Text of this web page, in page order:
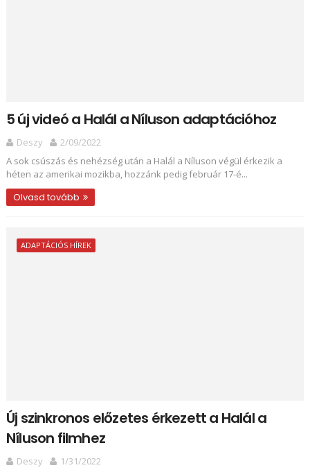
5 új videó a Halál a Níluson adaptációhoz
Deszy
2/09/2022
A sok csúszás és nehézség után a Halál a Níluson végül érkezik a
héten az amerikai mozikba, hozzánk pedig február 17-é...
Olvasd tovább
ADAPTÁCIÓS HÍREK
Új szinkronos előzetes érkezett a Halál a
Níluson filmhez
Deszy 1/31/2022